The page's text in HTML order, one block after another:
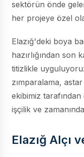
sektörün önde
her projeye özel
Elazığ'deki boya
hazırlığından son
titizlikle
zımparalama,
ekibimiz
işçilik ve
Elazığ Alçı